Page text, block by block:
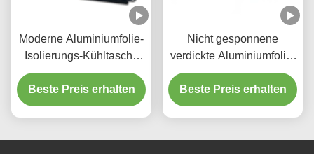
Moderne Aluminiumfolie-
Isolierungs-Kühltasche
für Lebensmittelgeschäft
Beste Preis erhalten
Nicht gesponnene
verdickte Aluminiumfolie-
Kühltasche-tragbarer
Kuchen-
Mitnehmerisolierungs-
Beste Preis erhalten